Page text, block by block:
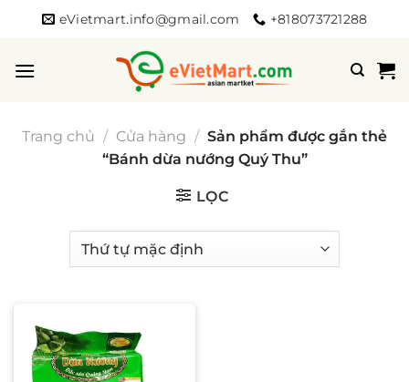
dung
eVietmart.info@gmail.com +818073721288
Trang chủ / Cửa hàng / Sản phẩm được gắn thẻ
“Bánh dừa nướng Quý Thu”
LỌC